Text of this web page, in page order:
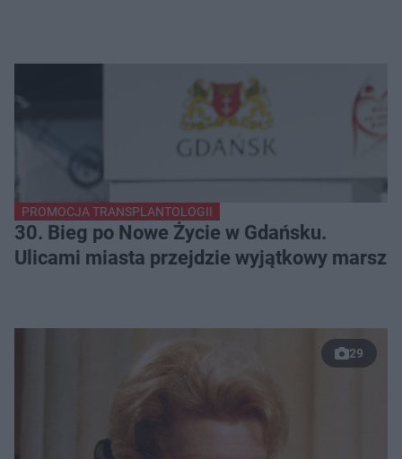
PROMOCJA TRANSPLANTOLOGII
30. Bieg po Nowe Życie w Gdańsku.
Ulicami miasta przejdzie wyjątkowy marsz
29